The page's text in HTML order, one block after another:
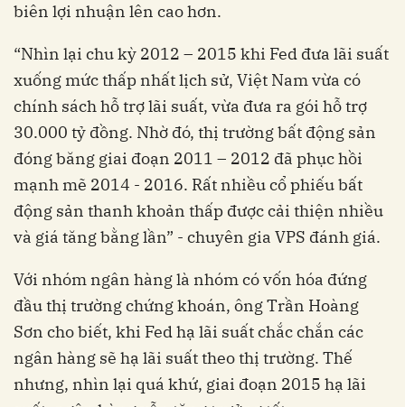
biên lợi nhuận lên cao hơn.
“Nhìn lại chu kỳ 2012 – 2015 khi Fed đưa lãi suất
xuống mức thấp nhất lịch sử, Việt Nam vừa có
chính sách hỗ trợ lãi suất, vừa đưa ra gói hỗ trợ
30.000 tỷ đồng. Nhờ đó, thị trường bất động sản
đóng băng giai đoạn 2011 – 2012 đã phục hồi
mạnh mẽ 2014 - 2016. Rất nhiều cổ phiếu bất
động sản thanh khoản thấp được cải thiện nhiều
và giá tăng bằng lần” - chuyên gia VPS đánh giá.
Với nhóm ngân hàng là nhóm có vốn hóa đứng
đầu thị trường chứng khoán, ông Trần Hoàng
Sơn cho biết, khi Fed hạ lãi suất chắc chắn các
ngân hàng sẽ hạ lãi suất theo thị trường. Thế
nhưng, nhìn lại quá khứ, giai đoạn 2015 hạ lãi